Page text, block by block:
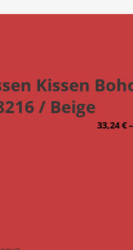
Kissen
/ Beige
33,24€–